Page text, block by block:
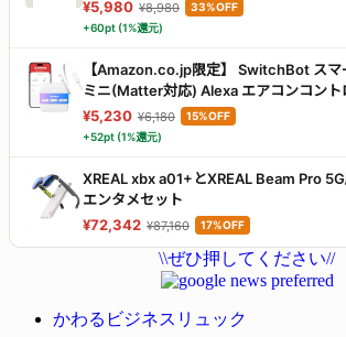
¥5,980 ¥8,980
33%OFF
+60pt (1%還元)
【Amazon.co.jp限定】 SwitchBot スマ
ミニ(Matter対応) Alexa エアコンコント
センサー搭載 スイッチボット Hub Mini
トホーム 学習リモコン 赤外線家電を管理
Google Home Siri IFTTT SmartThings
ー付き
¥5,230 ¥6,180
15%OFF
+52pt (1%還元)
XREAL xbx a01+とXREAL Beam Pro
エンタメセット
¥72,342 ¥87,160 17%OFF
\\ぜひ押してください//
かわるビジネスリュック